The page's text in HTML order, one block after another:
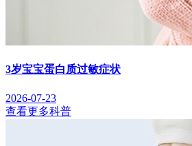
3岁宝宝蛋白质过敏症状
2026-07-23
查看更多科普